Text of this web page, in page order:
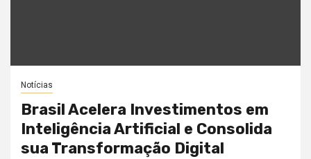
Notícias
Brasil Acelera Investimentos em
Inteligência Artificial e Consolida
sua Transformação Digital